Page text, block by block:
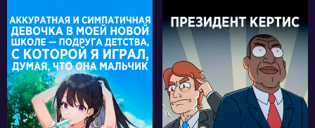
10446
39 16
11540
20 10